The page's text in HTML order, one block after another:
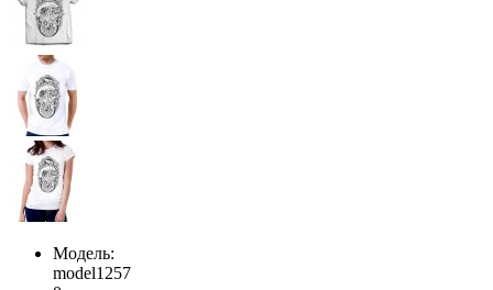
Модель:
model1257